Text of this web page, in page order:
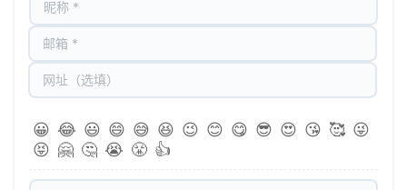
😀 😂 😃 😄 😅 😆 😉 😊 😋 😎 😍 😘 🥰 😜
😝 🤗 🤔 😭 😤 👍